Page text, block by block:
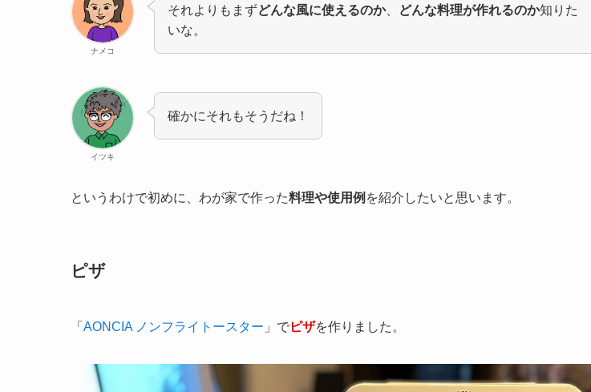
ナメコ
それよりもまずどんな風に使えるのか、 どんな料理が作れるのか知りた
いな。
イツキ
確かにそれもそうだね！
というわけで初めに、わが家で作った料理や使用例 を紹介したいと思います。
ピザ
「 AONCIA ノンフライトースター 」でピザを作りました。